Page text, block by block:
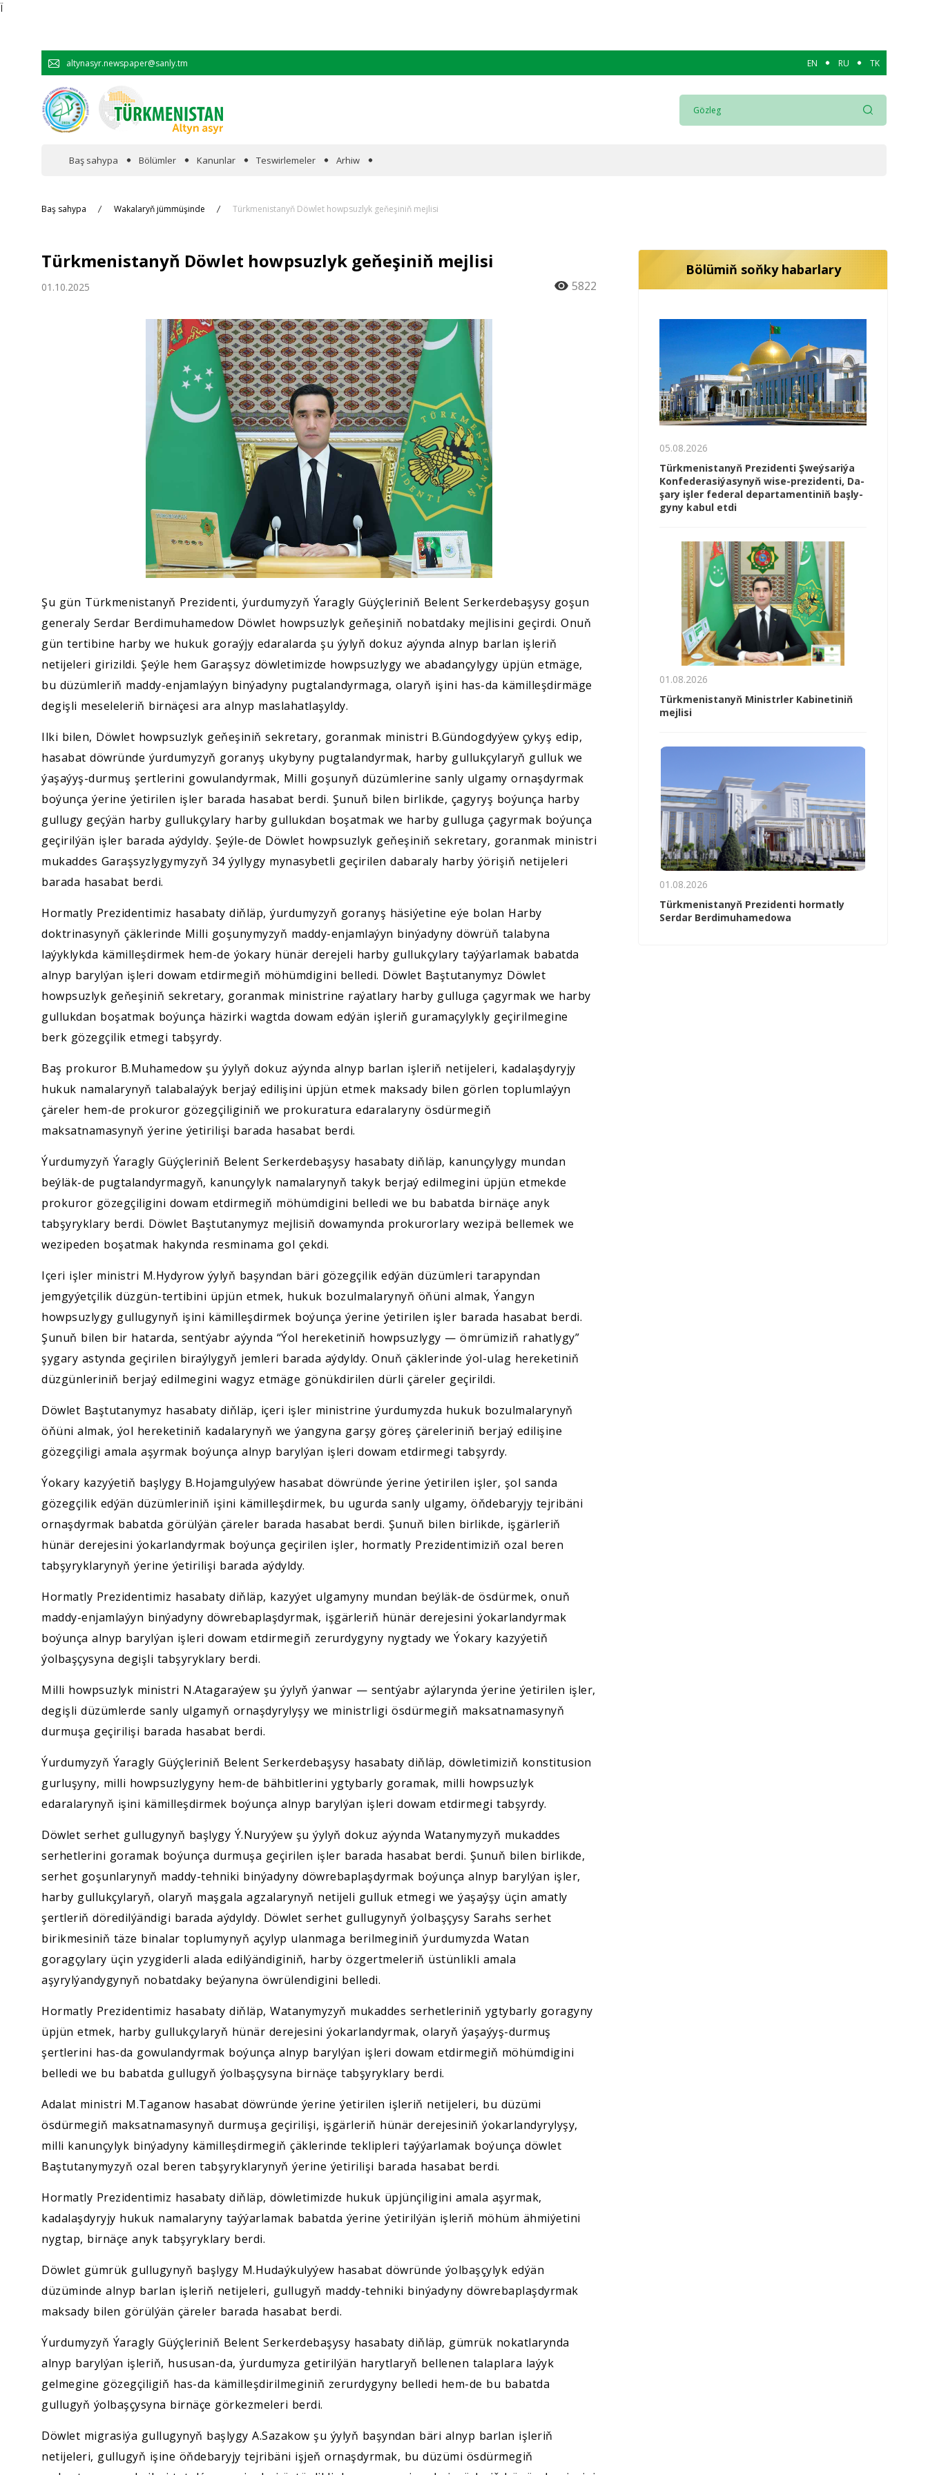
Ï
altynasyr.newspaper@sanly.tm EN RU TK
Baş sahypa Bölümler
Hyzmatdaşlyk
Jemgyýet
Medeniýet
Kanunlar Teswirlemeler Arhiw
Baş sahypa Wakalaryň jümmüşinde Türkmenistanyň Döwlet howpsuzlyk geňeşiniň mejlisi
Türkmenistanyň Döwlet howpsuzlyk geňeşiniň mejlisi
01.10.2025 5822
Şu gün Türkmenistanyň Prezidenti, ýurdumyzyň Ýaragly Güýçleriniň Belent Serkerdebaşysy goşun
generaly Serdar Berdimuhamedow Döwlet howpsuzlyk geňeşiniň nobatdaky mejlisini geçirdi. Onuň
gün tertibine harby we hukuk goraýjy edaralarda şu ýylyň dokuz aýynda alnyp barlan işleriň
netijeleri girizildi. Şeýle hem Garaşsyz döwletimizde howpsuzlygy we abadançylygy üpjün etmäge,
bu düzümleriň maddy-enjamlaýyn binýadyny pugtalandyrmaga, olaryň işini has-da kämilleşdirmäge
degişli meseleleriň birnäçesi ara alnyp maslahatlaşyldy.
Ilki bilen, Döwlet howpsuzlyk geňeşiniň sekretary, goranmak ministri B.Gündogdyýew çykyş edip,
hasabat döwründe ýurdumyzyň goranyş ukybyny pugtalandyrmak, harby gullukçylaryň gulluk we
ýaşaýyş-durmuş şertlerini gowulandyrmak, Milli goşunyň düzümlerine sanly ulgamy ornaşdyrmak
boýunça ýerine ýetirilen işler barada hasabat berdi. Şunuň bilen birlikde, çagyryş boýunça harby
gullugy geçýän harby gullukçylary harby gullukdan boşatmak we harby gulluga çagyrmak boýunça
geçirilýän işler barada aýdyldy. Şeýle-de Döwlet howpsuzlyk geňeşiniň sekretary, goranmak ministri
mukaddes Garaşsyzlygymyzyň 34 ýyllygy mynasybetli geçirilen dabaraly harby ýörişiň netijeleri
barada hasabat berdi.
Hormatly Prezidentimiz hasabaty diňläp, ýurdumyzyň goranyş häsiýetine eýe bolan Harby
doktrinasynyň çäklerinde Milli goşunymyzyň maddy-enjamlaýyn binýadyny döwrüň talabyna
laýyklykda kämilleşdirmek hem-de ýokary hünär derejeli harby gullukçylary taýýarlamak babatda
alnyp barylýan işleri dowam etdirmegiň möhümdigini belledi. Döwlet Baştutanymyz Döwlet
howpsuzlyk geňeşiniň sekretary, goranmak ministrine raýatlary harby gulluga çagyrmak we harby
gullukdan boşatmak boýunça häzirki wagtda dowam edýän işleriň guramaçylykly geçirilmegine
berk gözegçilik etmegi tabşyrdy.
Baş prokuror B.Muhamedow şu ýylyň dokuz aýynda alnyp barlan işleriň netijeleri, kadalaşdyryjy
hukuk namalarynyň talabalaýyk berjaý edilişini üpjün etmek maksady bilen görlen toplumlaýyn
çäreler hem-de prokuror gözegçiliginiň we prokuratura edaralaryny ösdürmegiň
maksatnamasynyň ýerine ýetirilişi barada hasabat berdi.
Ýurdumyzyň Ýaragly Güýçleriniň Belent Serkerdebaşysy hasabaty diňläp, kanunçylygy mundan
beýläk-de pugtalandyrmagyň, kanunçylyk namalarynyň takyk berjaý edilmegini üpjün etmekde
prokuror gözegçiligini dowam etdirmegiň möhümdigini belledi we bu babatda birnäçe anyk
tabşyryklary berdi. Döwlet Baştutanymyz mejlisiň dowamynda prokurorlary wezipä bellemek we
wezipeden boşatmak hakynda resminama gol çekdi.
Içeri işler ministri M.Hydyrow ýylyň başyndan bäri gözegçilik edýän düzümleri tarapyndan
jemgyýetçilik düzgün-tertibini üpjün etmek, hukuk bozulmalarynyň öňüni almak, Ýangyn
howpsuzlygy gullugynyň işini kämilleşdirmek boýunça ýerine ýetirilen işler barada hasabat berdi.
Şunuň bilen bir hatarda, sentýabr aýynda “Ýol hereketiniň howpsuzlygy — ömrümiziň rahatlygy”
şygary astynda geçirilen biraýlygyň jemleri barada aýdyldy. Onuň çäklerinde ýol-ulag hereketiniň
düzgünleriniň berjaý edilmegini wagyz etmäge gönükdirilen dürli çäreler geçirildi.
Döwlet Baştutanymyz hasabaty diňläp, içeri işler ministrine ýurdumyzda hukuk bozulmalarynyň
öňüni almak, ýol hereketiniň kadalarynyň we ýangyna garşy göreş çäreleriniň berjaý edilişine
gözegçiligi amala aşyrmak boýunça alnyp barylýan işleri dowam etdirmegi tabşyrdy.
Ýokary kazyýetiň başlygy B.Hojamgulyýew hasabat döwründe ýerine ýetirilen işler, şol sanda
gözegçilik edýän düzümleriniň işini kämilleşdirmek, bu ugurda sanly ulgamy, öňdebaryjy tejribäni
ornaşdyrmak babatda görülýän çäreler barada hasabat berdi. Şunuň bilen birlikde, işgärleriň
hünär derejesini ýokarlandyrmak boýunça geçirilen işler, hormatly Prezidentimiziň ozal beren
tabşyryklarynyň ýerine ýetirilişi barada aýdyldy.
Hormatly Prezidentimiz hasabaty diňläp, kazyýet ulgamyny mundan beýläk-de ösdürmek, onuň
maddy-enjamlaýyn binýadyny döwrebaplaşdyrmak, işgärleriň hünär derejesini ýokarlandyrmak
boýunça alnyp barylýan işleri dowam etdirmegiň zerurdygyny nygtady we Ýokary kazyýetiň
ýolbaşçysyna degişli tabşyryklary berdi.
Milli howpsuzlyk ministri N.Atagaraýew şu ýylyň ýanwar — sentýabr aýlarynda ýerine ýetirilen işler,
degişli düzümlerde sanly ulgamyň ornaşdyrylyşy we ministrligi ösdürmegiň maksatnamasynyň
durmuşa geçirilişi barada hasabat berdi.
Ýurdumyzyň Ýaragly Güýçleriniň Belent Serkerdebaşysy hasabaty diňläp, döwletimiziň konstitusion
gurluşyny, milli howpsuzlygyny hem-de bähbitlerini ygtybarly goramak, milli howpsuzlyk
edaralarynyň işini kämilleşdirmek boýunça alnyp barylýan işleri dowam etdirmegi tabşyrdy.
Döwlet serhet gullugynyň başlygy Ý.Nuryýew şu ýylyň dokuz aýynda Watanymyzyň mukaddes
serhetlerini goramak boýunça durmuşa geçirilen işler barada hasabat berdi. Şunuň bilen birlikde,
serhet goşunlarynyň maddy-tehniki binýadyny döwrebaplaşdyrmak boýunça alnyp barylýan işler,
harby gullukçylaryň, olaryň maşgala agzalarynyň netijeli gulluk etmegi we ýaşaýşy üçin amatly
şertleriň döredilýändigi barada aýdyldy. Döwlet serhet gullugynyň ýolbaşçysy Sarahs serhet
birikmesiniň täze binalar toplumynyň açylyp ulanmaga berilmeginiň ýurdumyzda Watan
goragçylary üçin yzygiderli alada edilýändiginiň, harby özgertmeleriň üstünlikli amala
aşyrylýandygynyň nobatdaky beýanyna öwrülendigini belledi.
Hormatly Prezidentimiz hasabaty diňläp, Watanymyzyň mukaddes serhetleriniň ygtybarly goragyny
üpjün etmek, harby gullukçylaryň hünär derejesini ýokarlandyrmak, olaryň ýaşaýyş-durmuş
şertlerini has-da gowulandyrmak boýunça alnyp barylýan işleri dowam etdirmegiň möhümdigini
belledi we bu babatda gullugyň ýolbaşçysyna birnäçe tabşyryklary berdi.
Adalat ministri M.Taganow hasabat döwründe ýerine ýetirilen işleriň netijeleri, bu düzümi
ösdürmegiň maksatnamasynyň durmuşa geçirilişi, işgärleriň hünär derejesiniň ýokarlandyrylyşy,
milli kanunçylyk binýadyny kämilleşdirmegiň çäklerinde teklipleri taýýarlamak boýunça döwlet
Baştutanymyzyň ozal beren tabşyryklarynyň ýerine ýetirilişi barada hasabat berdi.
Hormatly Prezidentimiz hasabaty diňläp, döwletimizde hukuk üpjünçiligini amala aşyrmak,
kadalaşdyryjy hukuk namalaryny taýýarlamak babatda ýerine ýetirilýän işleriň möhüm ähmiýetini
nygtap, birnäçe anyk tabşyryklary berdi.
Döwlet gümrük gullugynyň başlygy M.Hudaýkulyýew hasabat döwründe ýolbaşçylyk edýän
düzüminde alnyp barlan işleriň netijeleri, gullugyň maddy-tehniki binýadyny döwrebaplaşdyrmak
maksady bilen görülýän çäreler barada hasabat berdi.
Ýurdumyzyň Ýaragly Güýçleriniň Belent Serkerdebaşysy hasabaty diňläp, gümrük nokatlarynda
alnyp barylýan işleriň, hususan-da, ýurdumyza getirilýän harytlaryň bellenen talaplara laýyk
gelmegine gözegçiligiň has-da kämilleşdirilmeginiň zerurdygyny belledi hem-de bu babatda
gullugyň ýolbaşçysyna birnäçe görkezmeleri berdi.
Döwlet migrasiýa gullugynyň başlygy A.Sazakow şu ýylyň başyndan bäri alnyp barlan işleriň
netijeleri, gullugyň işine öňdebaryjy tejribäni işjeň ornaşdyrmak, bu düzümi ösdürmegiň
Bölümiň soňky habarlary
05.08.2026
Türk­me­nis­ta­nyň Prezidenti Şweý­sa­ri­ýa
Kon­fe­de­ra­si­ýa­sy­nyň wi­se-prezidenti, Da­
şa­ry iş­ler fe­de­ral de­par­ta­men­ti­niň baş­ly­
gy­ny ka­bul et­di
01.08.2026
Türkmenistanyň Ministrler Kabinetiniň
mejlisi
01.08.2026
Türkmenistanyň Prezidenti hormatly
Serdar Berdimuhamedowa